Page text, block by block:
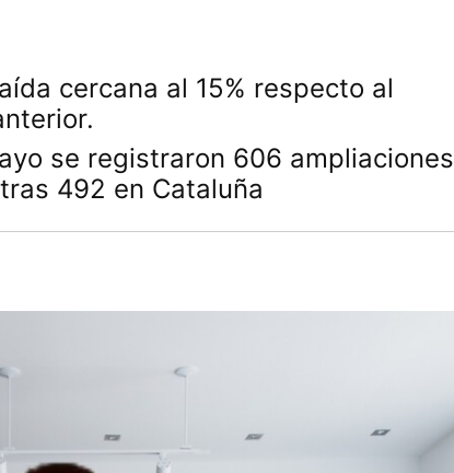
cercana al 15% respecto al
se registraron 606 ampliaciones
492 en Cataluña